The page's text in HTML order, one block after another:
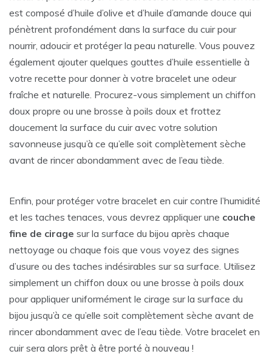
est composé d’huile d’olive et d’huile d’amande douce qui
pénètrent profondément dans la surface du cuir pour
nourrir, adoucir et protéger la peau naturelle. Vous pouvez
également ajouter quelques gouttes d’huile essentielle à
votre recette pour donner à votre bracelet une odeur
fraîche et naturelle. Procurez-vous simplement un chiffon
doux propre ou une brosse à poils doux et frottez
doucement la surface du cuir avec votre solution
savonneuse jusqu’à ce qu’elle soit complètement sèche
avant de rincer abondamment avec de l’eau tiède.
Enfin, pour protéger votre bracelet en cuir contre l’humidité
et les taches tenaces, vous devrez appliquer une couche
fine de cirage sur la surface du bijou après chaque
nettoyage ou chaque fois que vous voyez des signes
d’usure ou des taches indésirables sur sa surface. Utilisez
simplement un chiffon doux ou une brosse à poils doux
pour appliquer uniformément le cirage sur la surface du
bijou jusqu’à ce qu’elle soit complètement sèche avant de
rincer abondamment avec de l’eau tiède. Votre bracelet en
cuir sera alors prêt à être porté à nouveau !